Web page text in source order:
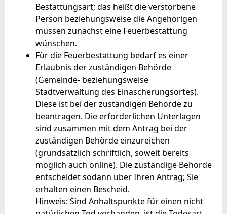
Bestattungsart; das heißt die verstorbene
Person beziehungsweise die Angehörigen
müssen zunächst eine Feuerbestattung
wünschen.
Für die Feuerbestattung bedarf es einer
Erlaubnis der zuständigen Behörde
(Gemeinde- beziehungsweise
Stadtverwaltung des Einäscherungsortes).
Diese ist bei der zuständigen Behörde zu
beantragen. Die erforderlichen Unterlagen
sind zusammen mit dem Antrag bei der
zuständigen Behörde einzureichen
(grundsätzlich schriftlich, soweit bereits
möglich auch online). Die zuständige Behörde
entscheidet sodann über Ihren Antrag; Sie
erhalten einen Bescheid.
Hinweis: Sind Anhaltspunkte für einen nicht